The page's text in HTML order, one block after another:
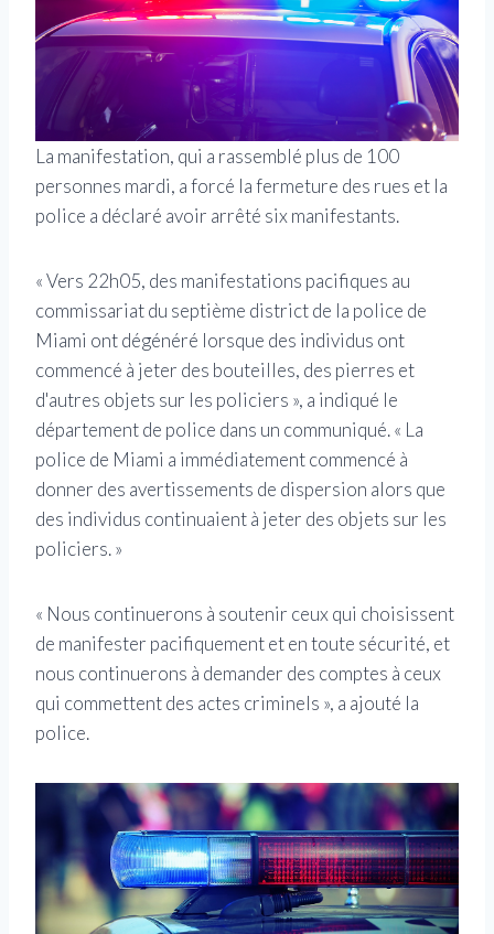
La manifestation, qui a rassemblé plus de 100
personnes mardi, a forcé la fermeture des rues et la
police a déclaré avoir arrêté six manifestants.
« Vers 22h05, des manifestations pacifiques au
commissariat du septième district de la police de
Miami ont dégénéré lorsque des individus ont
commencé à jeter des bouteilles, des pierres et
d'autres objets sur les policiers », a indiqué le
département de police dans un communiqué. « La
police de Miami a immédiatement commencé à
donner des avertissements de dispersion alors que
des individus continuaient à jeter des objets sur les
policiers. »
« Nous continuerons à soutenir ceux qui choisissent
de manifester pacifiquement et en toute sécurité, et
nous continuerons à demander des comptes à ceux
qui commettent des actes criminels », a ajouté la
police.